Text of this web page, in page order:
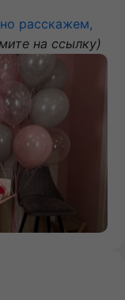
расскажем,
на ссылку)